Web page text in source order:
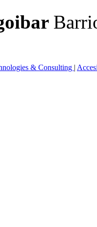
& Consulting |